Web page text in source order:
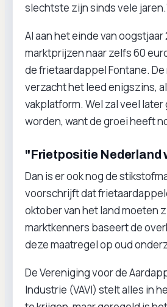
slechtste zijn sinds vele
Al aan het einde van
marktprijzen naar zelfs 60
de frietaardappel Fontane.
verzacht het leed enigszins,
vakplatform. Wel zal veel
worden, want de groei heeft
"Frietpositie Nederland
Dan is er ook nog de
voorschrijft dat
oktober van het land moeten
marktkenners baseert de
deze maatregel op oud
De Vereniging voor de
Industrie (VAVI) stelt alles in